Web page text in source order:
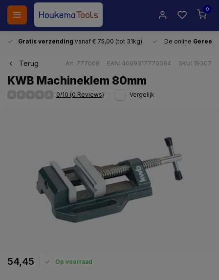
0
Gratis verzending vanaf € 75,00 (tot 31kg) De online
Terug Art: 777008 EAN: 4009317770084 SKU: 19307
KWB Machineklem 80mm
0/10 (0 Reviews) Vergelijk
54,45 Op voorraad